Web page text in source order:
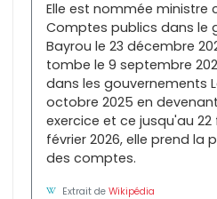
Elle est nommée ministre
Comptes publics dans le
Bayrou le 23 décembre
tombe le 9 septembre
dans les gouvernements
octobre 2025 en
exercice et ce jusqu'au 22
février 2026, elle prend la
des comptes.
Extrait deWikipédia